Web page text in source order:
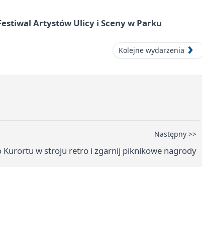
Artystów Ulicy i Sceny w Parku
Kolejne wydarzenia
Następny >>
Kurortu w stroju retro i zgarnij piknikowe nagrody